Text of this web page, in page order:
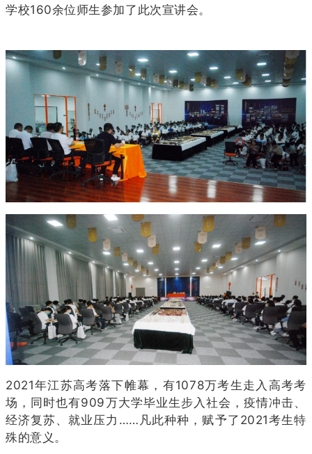
学校160余位师生参加了此次宣讲会。
2021年江苏高考落下帷幕，有1078万考生走入高考考
场，同时也有909万大学毕业生步入社会，疫情冲击、
经济复苏、就业压力……凡此种种，赋予了2021考生特
殊的意义。